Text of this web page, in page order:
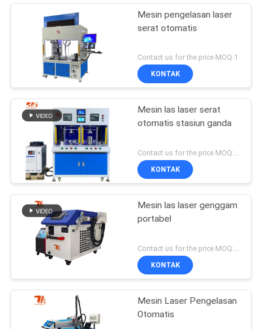
Mesin pengelasan laser
serat otomatis
Contact us for the price MOQ:1
KONTAK
Mesin las laser serat
otomatis stasiun ganda
KONTAK
Mesin las laser genggam
portabel
KONTAK
Mesin Laser Pengelasan
Otomatis